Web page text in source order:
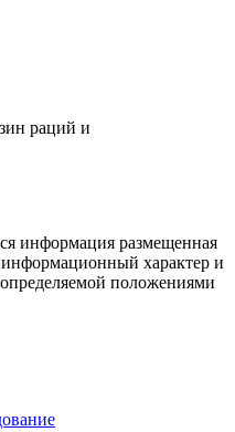
раций и
информация размещенная
характер и
положениями